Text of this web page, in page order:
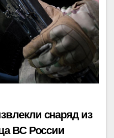
снаряд из
ВС России